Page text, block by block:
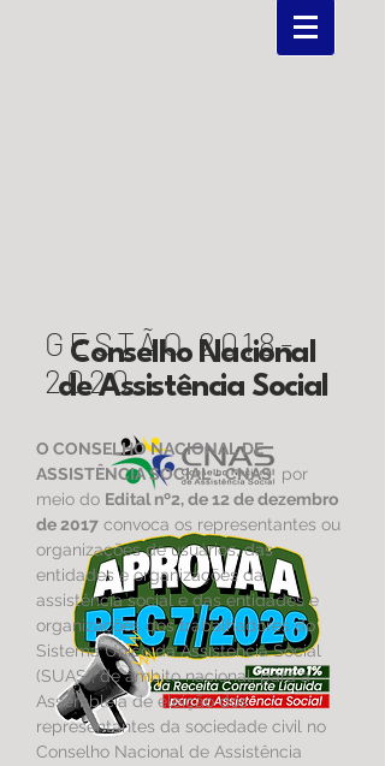
Conselho Nacional
de Assistência Social
GESTÃO2018-
2020
O CONSELHO NACIONAL DE
ASSISTÊNCIA SOCIAL - CNASpor
meio do Edital nº2, de 12 de dezembro
de 2017 convoca os representantes ou
organizações de usuários, das
entidades e organizações da
assistência social e das entidades e
organizações dos trabalhadores do
Sistema Único da Assistência Social
(SUAS), de âmbito nacional, para a
Assembleia de eleição dos
representantes da sociedade civil no
Conselho Nacional de Assistência